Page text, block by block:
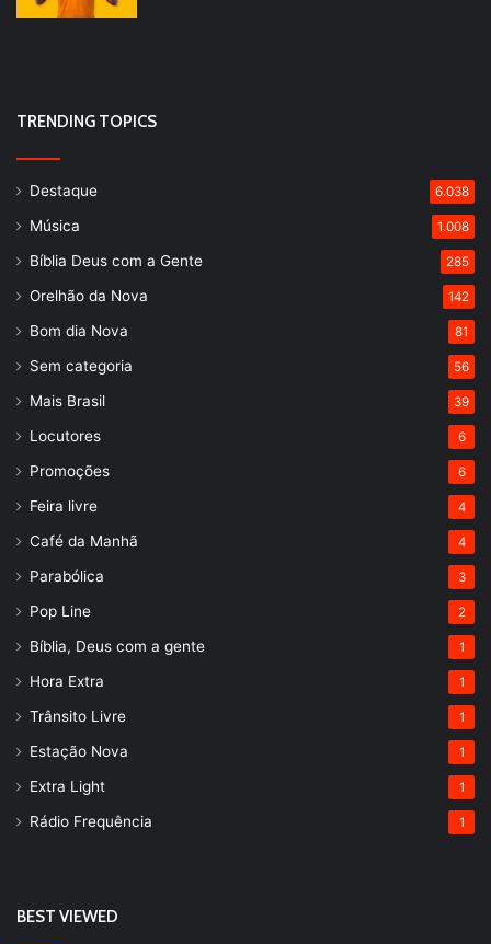
TRENDING TOPICS
Destaque 6.038
Música 1.008
Bíblia Deus com a Gente 285
Orelhão da Nova 142
Bom dia Nova 81
Sem categoria 56
Mais Brasil 39
Locutores 6
Promoções 6
Feira livre 4
Café da Manhã 4
Parabólica 3
Pop Line 2
Bíblia, Deus com a gente 1
Hora Extra 1
Trânsito Livre 1
Estação Nova 1
Extra Light 1
Rádio Frequência 1
BEST VIEWED